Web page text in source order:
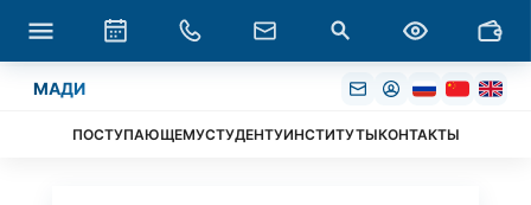
МАДИ
ПОСТУПАЮЩЕМУСТУДЕНТУИНСТИТУТЫКОНТАКТЫ